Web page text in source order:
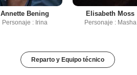
Annette Bening
Personaje : Irina
Elisabeth Moss
Personaje : Masha
Reparto y Equipo técnico